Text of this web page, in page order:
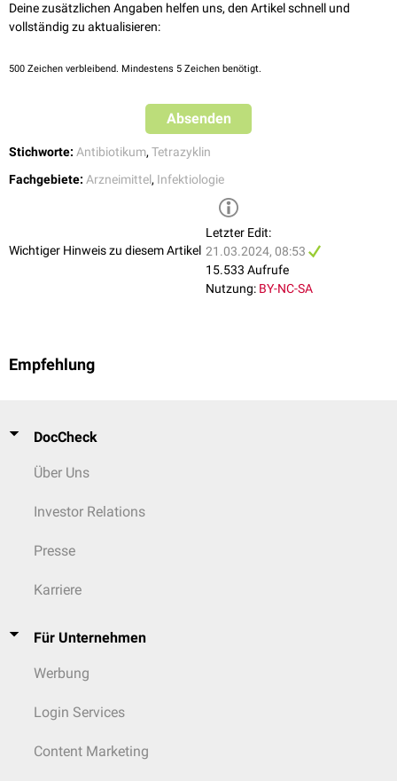
Immunsupprimierung durch Hemmung vonChemotaxisund
Phagozytoseaktivität
Ikterus,AzotämieundAzidosesowieNephrotoxizität
Deine zusätzlichen Angaben helfen uns, den Artikel schnell und
vollständig zu aktualisieren:
500 Zeichen verbleibend. Mindestens 5 Zeichen benötigt.
Absenden
Stichworte: Antibiotikum, Tetrazyklin
Fachgebiete: Arzneimittel, Infektiologie
Wichtiger Hinweis zu diesem Artikel
Letzter Edit:
21.03.2024, 08:53
15.533 Aufrufe
Nutzung: BY-NC-SA
Empfehlung
DocCheck
Über Uns
Investor Relations
Presse
Karriere
Für Unternehmen
Werbung
Login Services
Content Marketing